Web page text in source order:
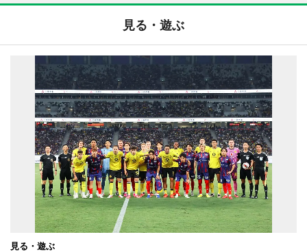
見る・遊ぶ
見る・遊ぶ